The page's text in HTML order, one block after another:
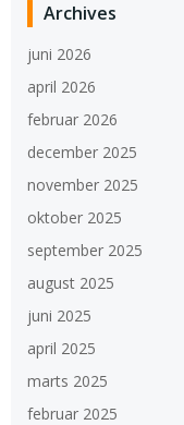
Archives
juni 2026
april 2026
februar 2026
december 2025
november 2025
oktober 2025
september 2025
august 2025
juni 2025
april 2025
marts 2025
februar 2025